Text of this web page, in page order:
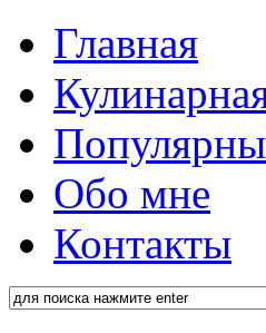
Главная
Обо мне
Контакты